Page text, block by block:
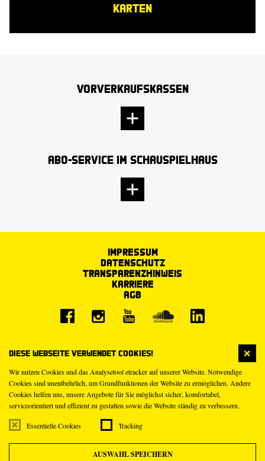
Diese Webseite verwendet Cookies!
Wir nutzen Cookies und das Analysetool etracker auf unserer Website. Notwendige
Cookies sind unentbehrlich, um Grundfunktionen der Website zu ermöglichen. Andere
Cookies helfen uns, unsere Angebote für Sie möglichst sicher, komfortabel,
serviceorientiert und effizient zu gestalten sowie die Website ständig zu verbessern.
Essentielle Cookies Tracking
AUSWAHL SPEICHERN
KARTEN
Vorverkaufskassen
Abo-Service im Schauspielhaus
Impressum
Datenschutz
Transparenzhinweis
Karriere
AGB